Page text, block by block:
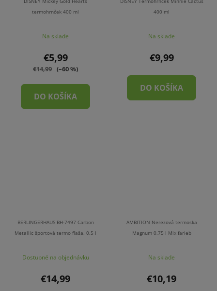
termohrnček 400 ml
Na sklade
€5,99
€14,99 (–60 %)
DO KOŠÍKA
400 ml
Na sklade
€9,99
DO KOŠÍKA
BERLINGERHAUS BH-7497 Carbon
Metallic športová termo fľaša, 0,5 l
hodnotenie
produktu
Dostupné na objednávku
€14,99
AMBITION Nerezová termoska
Magnum 0,75 l Mix farieb
Na sklade
€10,19